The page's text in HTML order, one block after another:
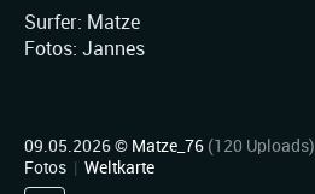
Surfer: Matze
Fotos: Jannes
09.05.2026 © Matze_76 (120 Uploads)
Fotos | Weltkarte